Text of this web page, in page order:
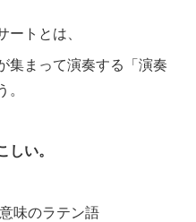
ートとは、
集まって演奏する「演奏
。
しい。
味のラテン語